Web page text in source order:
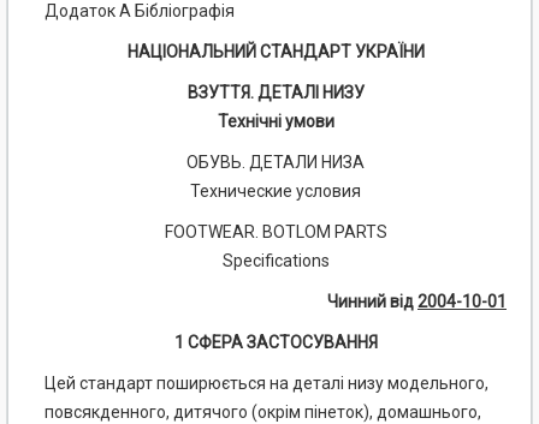
Додаток А Бібліографія
НАЦІОНАЛЬНИЙ СТАНДАРТ УКРАЇНИ
ВЗУТТЯ. ДЕТАЛІ НИЗУ
Технічні умови
ОБУВЬ. ДЕТАЛИ НИЗА
Технические условия
FOOTWEAR. BOTLOM PARTS
Specifications
Чинний від2004-10-01
1 СФЕРА ЗАСТОСУВАННЯ
Цей стандарт поширюється на деталі низу модельного,
повсякденного, дитячого (окрім пінеток), домашнього,